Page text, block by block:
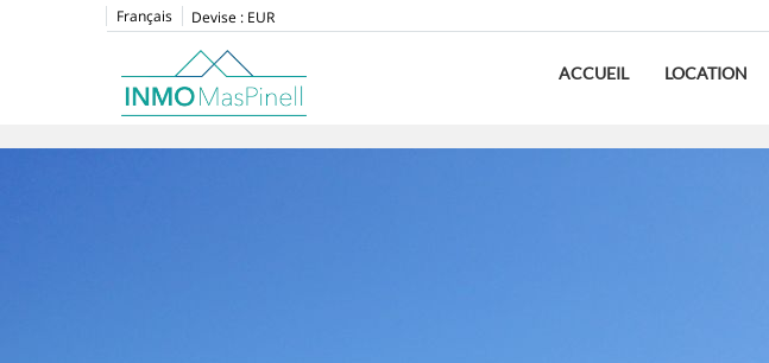
Français Devise : EUR
ACCUEIL LOCATION